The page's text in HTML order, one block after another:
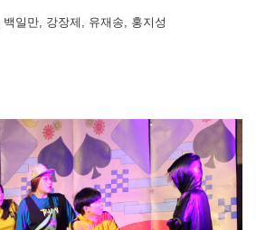
일만, 강장제, 유재송, 홍지성